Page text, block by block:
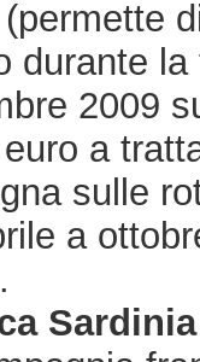
(permette
durante
2009
a
sulle
a